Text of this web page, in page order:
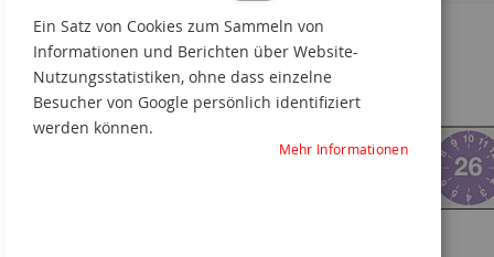
MATERIAL
GRÖSSE
FARBE
Ein Satz von Cookies zum Sammeln von
Informationen und Berichten über Website-
Nutzungsstatistiken, ohne dass einzelne
Besucher von Google persönlich identifiziert
werden können.
Mehr Informationen